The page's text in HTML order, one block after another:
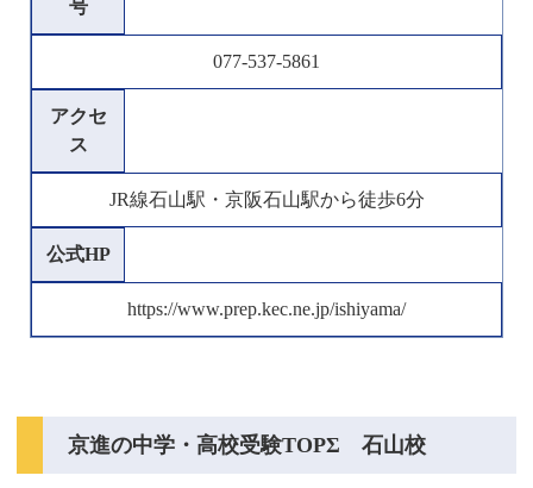
号
077-537-5861
アクセ
ス
JR線石山駅・京阪石山駅から徒歩6分
公式HP
https://www.prep.kec.ne.jp/ishiyama/
京進の中学・高校受験TOPΣ 石山校